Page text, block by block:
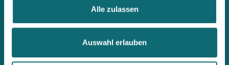
Alle zulassen
Auswahl erlauben